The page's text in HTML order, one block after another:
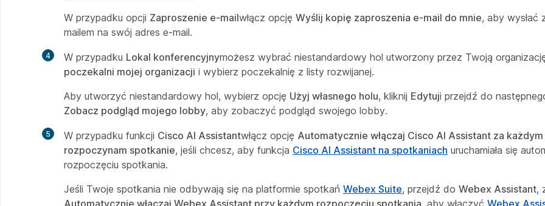
W przypadku opcji Zaproszenie e-mailwłącz opcję Wyślij kopię zaproszenia e-mail do mnie, aby wysłać
mailem na swój adres e-mail.
4 W przypadku Lokal konferencyjnymożesz wybrać niestandardowy hol utworzony przez Twoją
poczekalni mojej organizacji i wybierz poczekalnię z listy rozwijanej.
Aby utworzyć niestandardowy hol, wybierz opcję Użyj własnego holu, kliknij Edytuji przejdź do
Zobacz podgląd mojego lobby, aby zobaczyć podgląd swojego lobby.
5 W przypadku funkcji Cisco AI Assistantwłącz opcję Automatycznie włączaj Cisco AI Assistant za
rozpoczynam spotkanie, jeśli chcesz, aby funkcja Cisco AI Assistant na spotkaniach uruchamiała się
rozpoczęciu spotkania.
Jeśli Twoje spotkania nie odbywają się na platformie spotkań Webex Suite, przejdź do Webex Assistant,
Automatycznie włączaj Webex Assistant przy każdym rozpoczęciu spotkania , aby włączyć Webex